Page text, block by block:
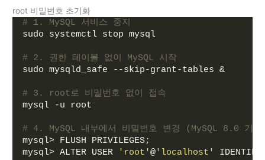
root 비밀번호 초기화
# 1. MySQL 서비스 중지
sudo systemctl stop mysql
# 2. 권한 테이블 없이 MySQL 시작
sudo mysqld_safe --skip-grant-tables &
# 3. root로 비밀번호 없이 접속
mysql -u root
# 4. MySQL 내부에서 비밀번호 변경 (MySQL 8.0 기
mysql> FLUSH PRIVILEGES;
mysql> ALTER USER
'root'@'localhost'